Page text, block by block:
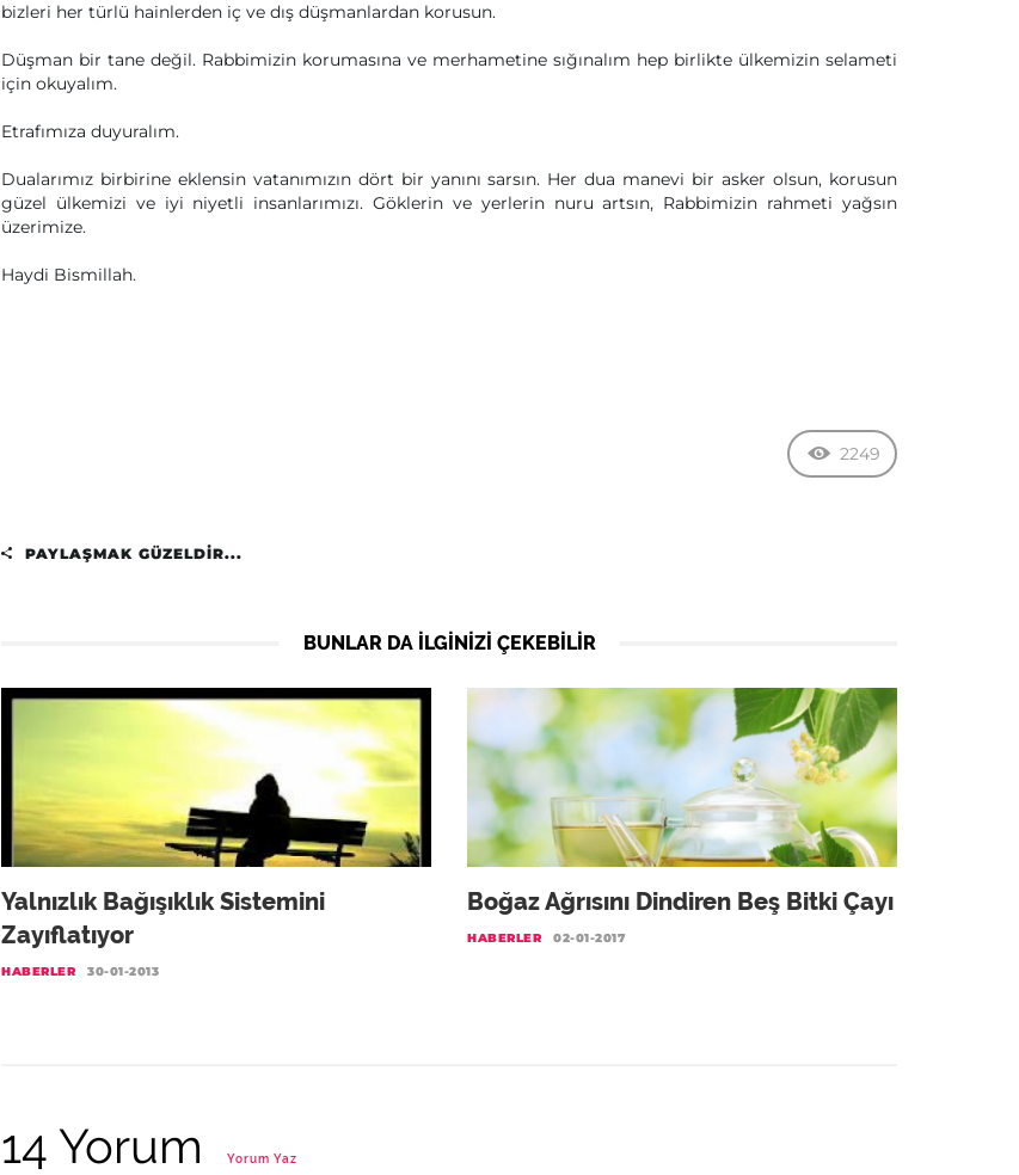
bizleri her türlü hainlerden iç ve dış düşmanlardan korusun.
Düşman bir tane değil. Rabbimizin korumasına ve merhametine sığınalım hep birlikte ülkemizin selameti
için okuyalım.
Etrafımıza duyuralım.
Dualarımız birbirine eklensin vatanımızın dört bir yanını sarsın. Her dua manevi bir asker olsun, korusun
güzel ülkemizi ve iyi niyetli insanlarımızı. Göklerin ve yerlerin nuru artsın, Rabbimizin rahmeti yağsın
üzerimize.
Haydi Bismillah.
2249
PAYLAŞMAK GÜZELDIR...
BUNLAR DA ILGINIZI ÇEKEBILIR
Yalnızlık Bağışıklık Sistemini
Zayıflatıyor
HABERLER 30-01-2013
Boğaz Ağrısını Dindiren Beş Bitki Çayı
HABERLER 02-01-2017
14 Yorum Yorum Yaz